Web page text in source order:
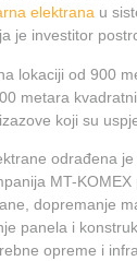
elektrana u
je investitor
lokaciji od 900
metara
koji su
odrađena je
MT-
dopremanje
panela i
opreme i